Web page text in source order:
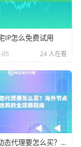
住宅代理。通过
浪费，可以极大
换取一个低于公
抵御市场价格波
务只针对特定国
地化营销），
IP怎么免费试用
05 24 人在看
国外IP动态代理要怎么买？海外节点选购的全攻略指南